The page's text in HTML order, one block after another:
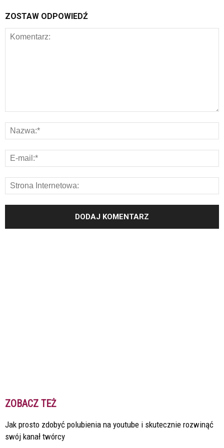
ZOSTAW ODPOWIEDŹ
ZOBACZ TEŻ
Jak prosto zdobyć polubienia na youtube i skutecznie rozwinąć
swój kanał twórcy